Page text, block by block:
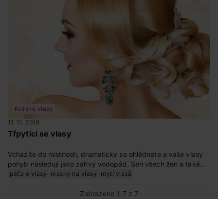
Krásné vlasy
11. 11. 2016
Třpytící se vlasy
Vcházíte do místnosti, dramaticky se ohlédnete a vaše vlasy
pohyb následují jako zářivý vodopád. Sen všech žen a také
moment, na který často sázejí marketéři v reklamách. Taková
Navzdory tomu, že máte správný střih i barvu, vaše hříva ne a
péče o vlasy masky na vlasy mytí vlasů
Zobrazeno 1-7 z 7